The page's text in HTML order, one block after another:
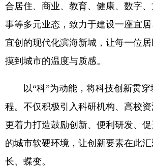
合居住、商业、教育、健康、数字
事等多元业态，致力于建设一座宜居
宜创的现代化滨海新城，让每一位
摸到城市的温度与质感。
以“科”为动能，将科技创新贯穿
程。不仅积极引入科研机构、高校资
更着力打造鼓励创新、便利研发、
的城市软硬环境，让创新要素在此
长、蝶变。